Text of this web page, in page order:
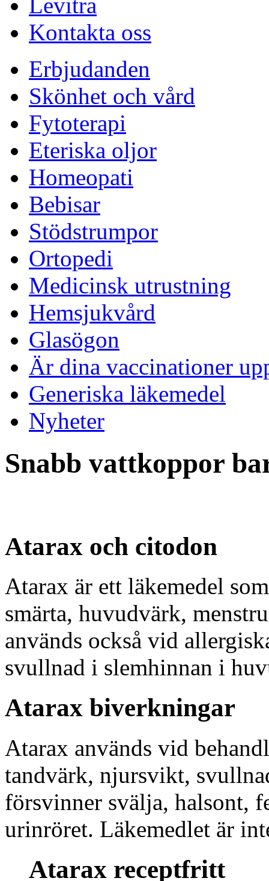
Kontakta oss
Erbjudanden
Skönhet och vård
Fytoterapi
Eteriska oljor
Homeopati
Bebisar
Stödstrumpor
Ortopedi
Medicinsk utrustning
Hemsjukvård
Glasögon
Är dina vaccinationer
Generiska läkemedel
Nyheter
Snabb vattkoppor
Atarax och citodon
Atarax är ett läkemedel
smärta, huvudvärk,
används också vid
svullnad i slemhinnan i
Atarax biverkningar
Atarax används vid
tandvärk, njursvikt,
försvinner svälja, halsont,
urinröret. Läkemedlet är
Atarax receptfritt